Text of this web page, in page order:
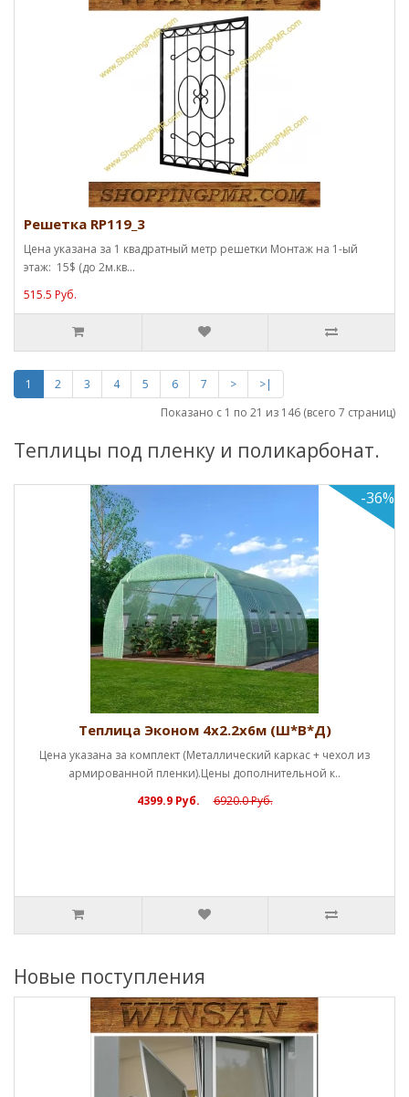
Решетка RP119_3
Цена указана за 1 квадратный метр решетки Монтаж на 1-ый
этаж: 15$ (до 2м.кв...
515.5 Руб.
1 2 3 4 5 6 7 >
>|
Показано с 1 по 21 из 146 (всего 7 страниц)
Теплицы под пленку и поликарбонат.
Теплица Эконом 4х2.2х6м (Ш*В*Д)
Цена указана за комплект (Металлический каркас + чехол из
армированной пленки).Цены дополнительной к..
4399.9 Руб.
6920.0 Руб.
-36%
Новые поступления